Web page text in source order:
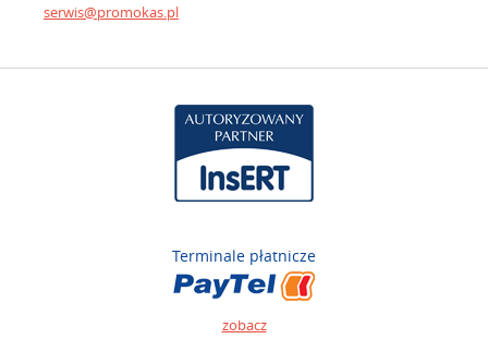
serwis@promokas.pl
Terminale płatnicze
zobacz